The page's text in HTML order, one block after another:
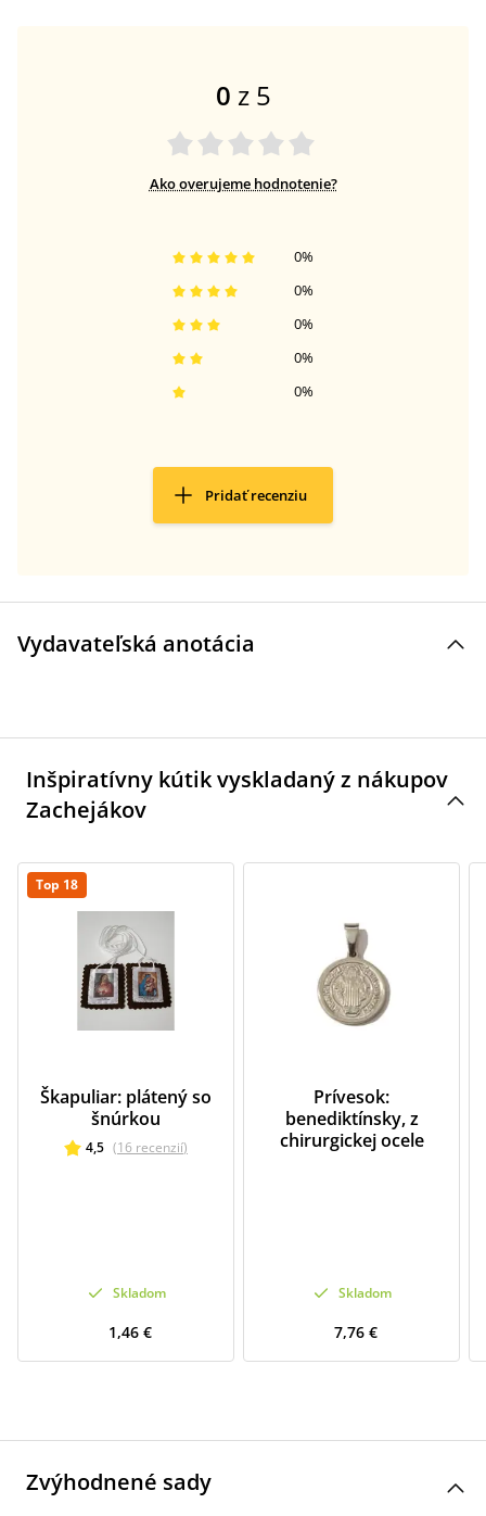
0 z 5
Ako overujeme hodnotenie?
0%
0%
0%
0%
0%
Pridať recenziu
Vydavateľská anotácia
Inšpiratívny kútik vyskladaný z nákupov
Zachejákov
Top 18
Škapuliar: plátený so
šnúrkou
4,5 (16 recenzií)
Skladom
1,46 €
Prívesok:
benediktínsky, z
chirurgickej ocele
Skladom
7,76 €
Zvýhodnené sady